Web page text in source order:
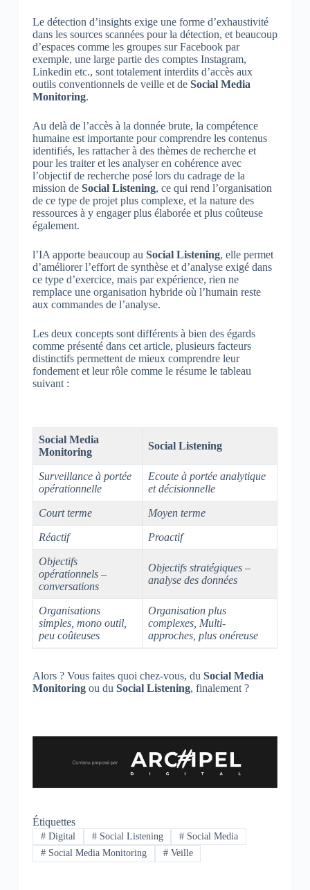
Le détection d’insights exige une forme d’exhaustivité
dans les sources scannées pour la détection, et beaucoup
d’espaces comme les groupes sur Facebook par
exemple, une large partie des comptes Instagram,
Linkedin etc., sont totalement interdits d’accès aux
outils conventionnels de veille et de Social Media
Monitoring.
Au delà de l’accès à la donnée brute, la compétence
humaine est importante pour comprendre les contenus
identifiés, les rattacher à des thèmes de recherche et
pour les traiter et les analyser en cohérence avec
l’objectif de recherche posé lors du cadrage de la
mission de Social Listening, ce qui rend l’organisation
de ce type de projet plus complexe, et la nature des
ressources à y engager plus élaborée et plus coûteuse
également.
l’IA apporte beaucoup au Social Listening, elle permet
d’améliorer l’effort de synthèse et d’analyse exigé dans
ce type d’exercice, mais par expérience, rien ne
remplace une organisation hybride où l’humain reste
aux commandes de l’analyse.
Les deux concepts sont différents à bien des égards
comme présenté dans cet article, plusieurs facteurs
distinctifs permettent de mieux comprendre leur
fondement et leur rôle comme le résume le tableau
suivant :
Social Media
Monitoring
Social Listening
Surveillance à portée
opérationnelle
Ecoute à portée analytique
et décisionnelle
Court terme Moyen terme
Réactif Proactif
Objectifs
opérationnels –
conversations
Objectifs stratégiques –
analyse des données
Organisations
simples, mono outil,
peu coûteuses
Organisation plus
complexes, Multi-
approches, plus onéreuse
Alors ? Vous faites quoi chez-vous, du Social Media
Monitoringou du Social Listening, finalement ?
Étiquettes
#Digital #Social Listening # Social Media
#Social Media Monitoring #Veille